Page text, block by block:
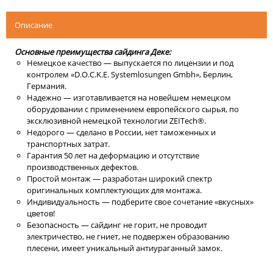
Описание
Основные преимущества сайдинга Деке:
Немецкое качество — выпускается по лицензии и под
контролем «D.O.C.K.E. Systemlosungen Gmbh», Берлин,
Германия.
Надежно — изготавливается на новейшем немецком
оборудовании с применением европейского сырья, по
эксклюзивной немецкой технологии ZEITech®.
Недорого — сделано в России, нет таможенных и
транспортных затрат.
Гарантия 50 лет на деформацию и отсутствие
производственных дефектов.
Простой монтаж — разработан широкий спектр
оригинальных комплектующих для монтажа.
Индивидуальность — подберите свое сочетание «вкусных»
цветов!
Безопасность — сайдинг не горит, не проводит
электричество, не гниет, не подвержен образованию
плесени, имеет уникальный антиураганный замок.